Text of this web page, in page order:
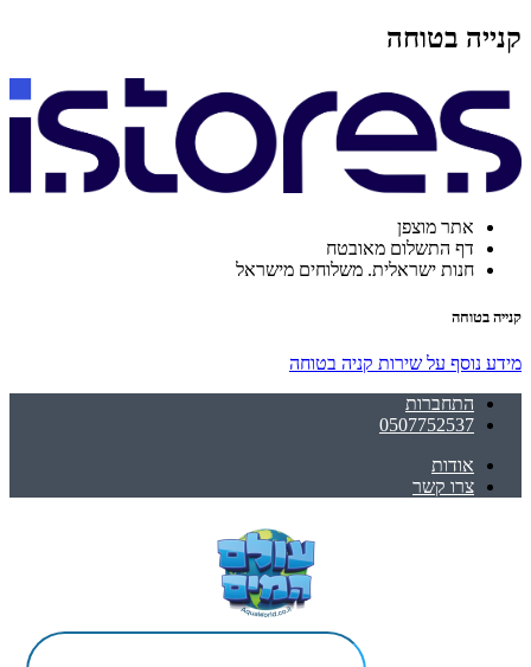
קנייה בטוחה
אתר מוצפן
דף התשלום מאובטח
חנות ישראלית. משלוחים מישראל
קנייה בטוחה
מידע נוסף על שירות קניה בטוחה
התחברות
0507752537
אודות
צרו קשר